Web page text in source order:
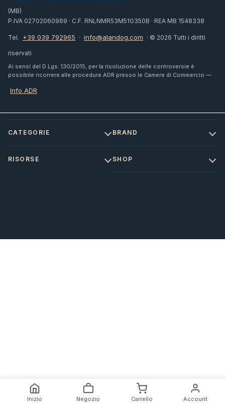
(MB)
P.IVA 02702060969 · C.F. RNLNMR53M51G350B · REA MB 1548338
Tel. +39 039 792965 · info@alandog.com · © 2026 Tutti i diritti
riservati
Ai sensi del D.Lgs. 130/2015, per la risoluzione delle controversie è
possibile ricorrere alle procedure ADR presso le Camere di Commercio —
Info ADR
CATEGORIE BRAND
RISORSE SHOP
Inizio Negozio Carrello Account